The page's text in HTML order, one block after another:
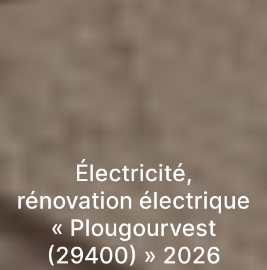
Électricité,
rénovation électrique
« Plougourvest
(29400) » 2026